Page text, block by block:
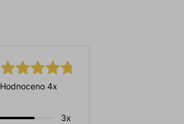
Hodnoceno 4x
3x